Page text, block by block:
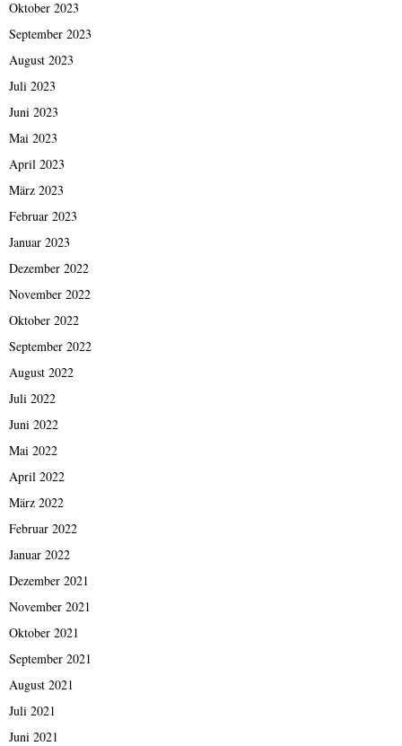
Oktober 2023
September 2023
August 2023
Juli 2023
Juni 2023
Mai 2023
April 2023
März 2023
Februar 2023
Januar 2023
Dezember 2022
November 2022
Oktober 2022
September 2022
August 2022
Juli 2022
Juni 2022
Mai 2022
April 2022
März 2022
Februar 2022
Januar 2022
Dezember 2021
November 2021
Oktober 2021
September 2021
August 2021
Juli 2021
Juni 2021